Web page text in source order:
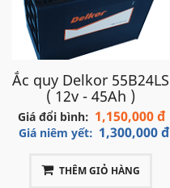
Ắc quy Delkor 55B24LS
( 12v - 45Ah )
Giá đổi bình: 1,150,000 đ
Giá niêm yết: 1,300,000 đ
THÊM GIỎ HÀNG